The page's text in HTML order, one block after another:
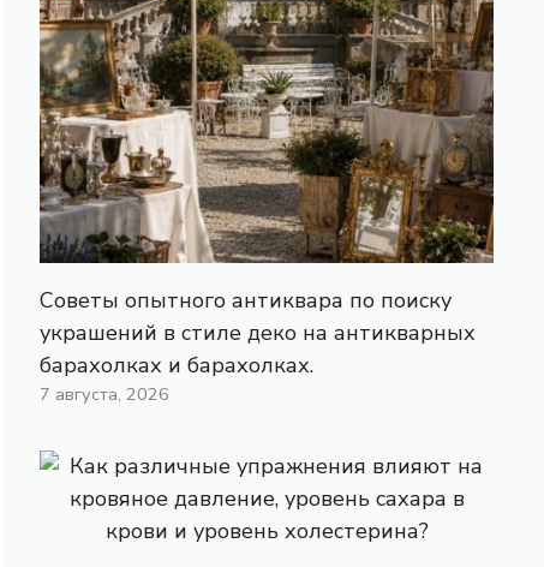
Советы опытного антиквара по поиску
украшений в стиле деко на антикварных
барахолках и барахолках.
7 августа, 2026